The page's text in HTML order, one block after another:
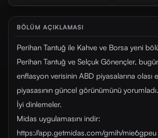
BÖLÜM AÇIKLAMASI
Perihan Tantuğ ile Kahve ve Borsa yeni
Perihan Tantuğ ve Selçuk Gönençler,
enflasyon verisinin ABD piyasalarına olası
piyasasının güncel görünümünü yorumladı.
İyi dinlemeler.
Midas uygulamasını indir:
https://app.getmidas.com/gmih/mie6gpeu